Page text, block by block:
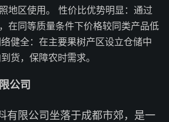
地区使用。 性价比优势明显：通过
在同等质量条件下价格较同类产品低
健全：在主要果树产区设立仓储中
货，保障农时需求。
公司
有限公司坐落于成都市郊，是一